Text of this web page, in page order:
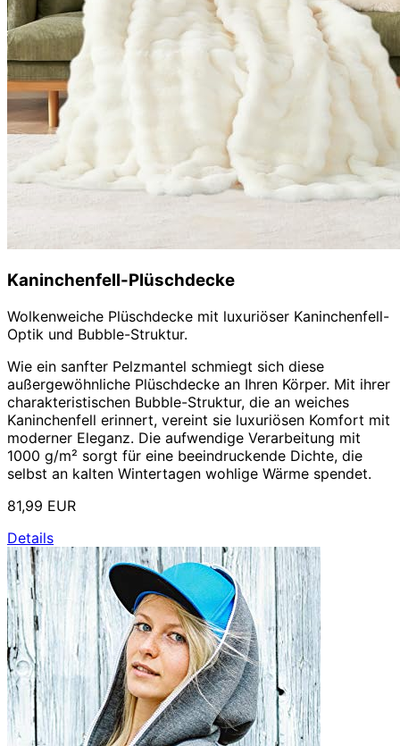
Kaninchenfell-Plüschdecke
Wolkenweiche Plüschdecke mit luxuriöser Kaninchenfell-
Optik und Bubble-Struktur.
Wie ein sanfter Pelzmantel schmiegt sich diese
außergewöhnliche Plüschdecke an Ihren Körper. Mit ihrer
charakteristischen Bubble-Struktur, die an weiches
Kaninchenfell erinnert, vereint sie luxuriösen Komfort mit
moderner Eleganz. Die aufwendige Verarbeitung mit
1000 g/m² sorgt für eine beeindruckende Dichte, die
selbst an kalten Wintertagen wohlige Wärme spendet.
81,99 EUR
Details